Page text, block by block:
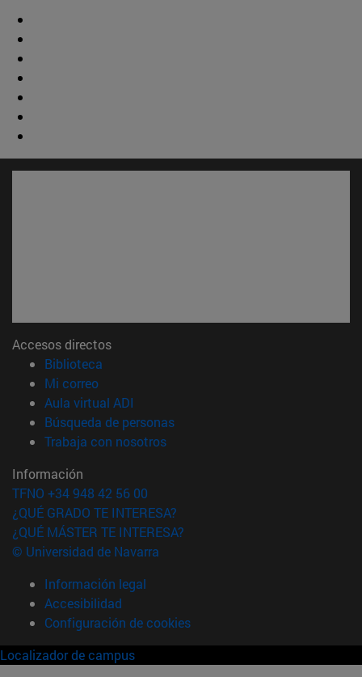
Accesos directos
Biblioteca
Mi correo(abre en nueva ventana)
Aula virtual ADI
Búsqueda de personas(abre en nueva ventana)
Trabaja con nosotros(abre en nueva ventana)
Información
TFNO +34 948 42 56 00
¿QUÉ GRADO TE INTERESA?
¿QUÉ MÁSTER TE INTERESA?
© Universidad de Navarra
Información legal
Accesibilidad
Configuración de cookies
Localizador de campus